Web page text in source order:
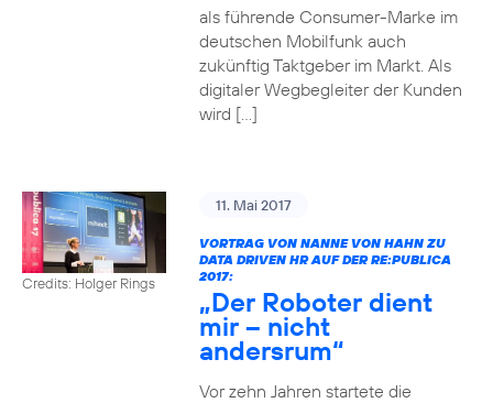
als führende Consumer-Marke im
deutschen Mobilfunk auch
zukünftig Taktgeber im Markt. Als
digitaler Wegbegleiter der Kunden
wird […]
Credits: Holger Rings
11. Mai 2017
VORTRAG VON NANNE VON HAHN ZU
DATA DRIVEN HR AUF DER RE:PUBLICA
2017:
„Der Roboter dient
mir – nicht
andersrum“
Vor zehn Jahren startete die